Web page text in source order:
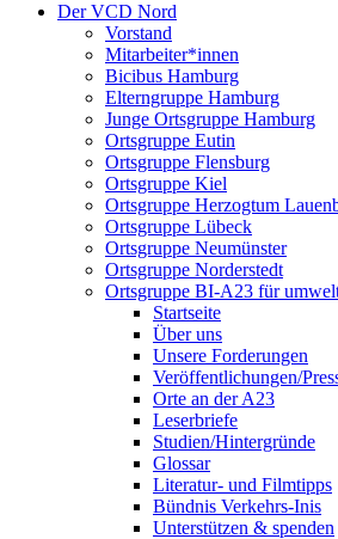
Der VCD Nord
Vorstand
Mitarbeiter*innen
Bicibus Hamburg
Elterngruppe Hamburg
Junge Ortsgruppe Hamburg
Ortsgruppe Eutin
Ortsgruppe Flensburg
Ortsgruppe Kiel
Ortsgruppe Herzogtum
Ortsgruppe Lübeck
Ortsgruppe Neumünster
Ortsgruppe Norderstedt
Ortsgruppe BI-A23 für
Startseite
Über uns
Unsere Forderungen
Veröffentlichungen/
Orte an der A23
Leserbriefe
Studien/Hintergründe
Glossar
Literatur- und Filmtipps
Bündnis Verkehrs-Inis
Unterstützen & spenden